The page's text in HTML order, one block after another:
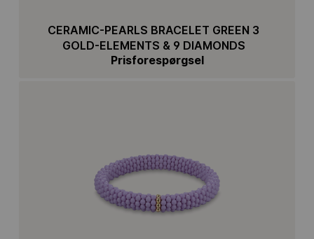
CERAMIC-PEARLS BRACELET GREEN 3
GOLD-ELEMENTS & 9 DIAMONDS
Prisforespørgsel